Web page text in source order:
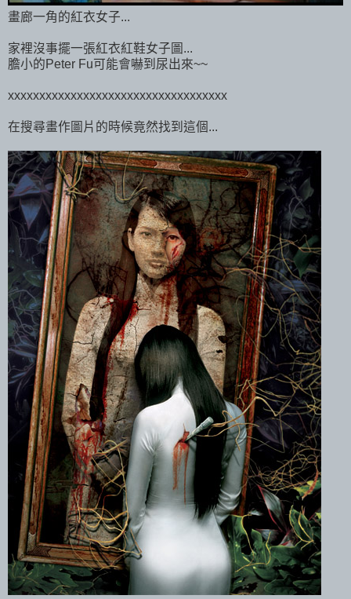
畫廊一角的紅衣女子...
家裡沒事擺一張紅衣紅鞋女子圖...
膽小的Peter Fu可能會嚇到尿出來~~
xxxxxxxxxxxxxxxxxxxxxxxxxxxxxxxxxxx
在搜尋畫作圖片的時候竟然找到這個...